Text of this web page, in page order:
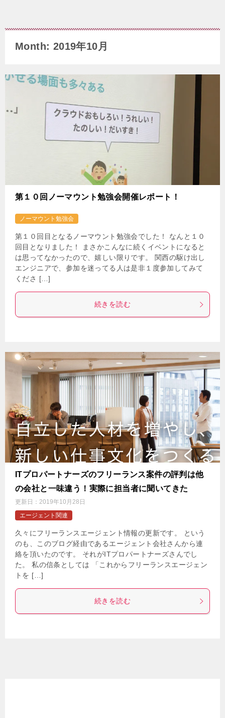
Month: 2019年10月
第１０回ノーマウント勉強会開催レポート！
ノーマウント勉強会
第１０回目となるノーマウント勉強会でした！ なんと１０
回目となりました！ まさかこんなに続くイベントになると
は思ってなかったので、嬉しい限りです。 関西の駆け出し
エンジニアで、参加を迷ってる人は是非１度参加してみて
くださ […]
続きを読む
ITプロパートナーズのフリーランス案件の評判は他
の会社と一味違う！実際に担当者に聞いてきた
更新日： 2019年10月28日
エージェント関連
久々にフリーランスエージェント情報の更新です。 という
のも、このブログ経由であるエージェント会社さんから連
絡を頂いたのです。 それがITプロパートナーズさんでし
た。 私の信条としては 「これからフリーランスエージェン
トを […]
続きを読む